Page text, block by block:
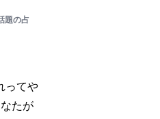
題の占
ってや
たが